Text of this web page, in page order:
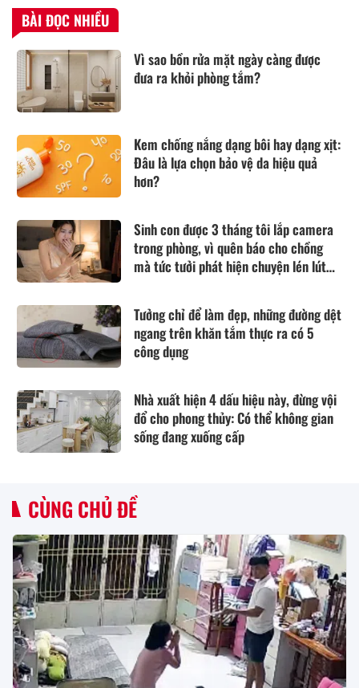
BÀI ĐỌC NHIỀU
Vì sao bồn rửa mặt ngày càng được
đưa ra khỏi phòng tắm?
Kem chống nắng dạng bôi hay dạng xịt:
Đâu là lựa chọn bảo vệ da hiệu quả
hơn?
Sinh con được 3 tháng tôi lắp camera
trong phòng, vì quên báo cho chồng
mà tức tưởi phát hiện chuyện lén lút
Tưởng chỉ để làm đẹp, những đường dệt
ngang trên khăn tắm thực ra có 5
công dụng
Nhà xuất hiện 4 dấu hiệu này, đừng vội
đổ cho phong thủy: Có thể không gian
sống đang xuống cấp
CÙNG CHỦ ĐỀ